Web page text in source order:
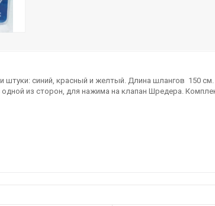
штуки: синий, красный и желтый. Длина шлангов 150
из сторон, для нажима на клапан Шредера.